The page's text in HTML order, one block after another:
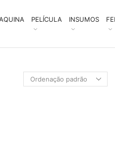
PELÍCULA INSUMOS